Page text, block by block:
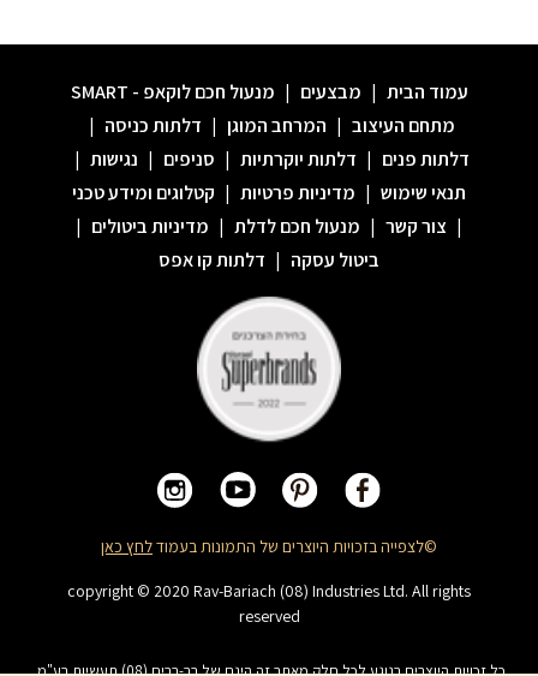
עמוד הבית | מבצעים | מנעול חכם לוקאפ - SMART
מתחם העיצוב | המרחב המוגן | דלתות כניסה |
דלתות פנים | דלתות יוקרתיות | סניפים | נגישות |
תנאי שימוש | מדיניות פרטיות | קטלוגים ומידע טכני
| צור קשר | מנעול חכם לדלת | מדיניות ביטולים |
ביטול עסקה | דלתות קו אפס
©לצפייה בזכויות היוצרים של התמונות בעמודלחץ כאן
copyright © 2020 Rav-Bariach (08) Industries Ltd. All rights
reserved
כל זכויות היוצרים בנוגע לכל חלק מאתר זה הינם של רב-בריח (08) תעשיות בע"מ.